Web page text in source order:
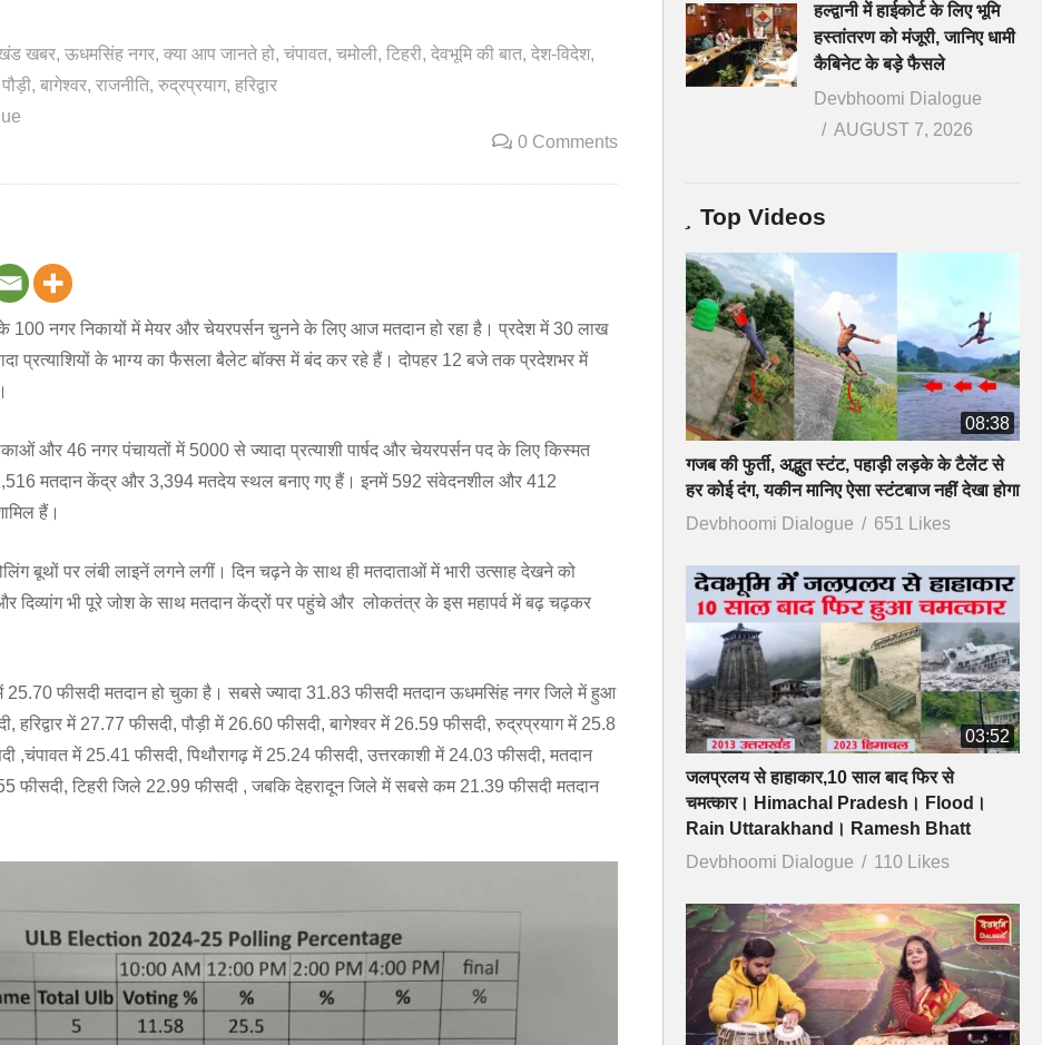
खबर ऊधमसिंह नगर क्या आप जानते हो चंपावत चमोली टिहरी देवभूमि की बात देश-विदेश
पौड़ी बागेश्वर राजनीति रुद्रप्रयाग हरिद्वार
0 Comments
100 नगर निकायों में मेयर और चेयरपर्सन चुनने के लिए आज मतदान हो रहा है। प्रदेश में 30 लाख
प्रत्याशियों के भाग्य का फैसला बैलेट बॉक्स में बंद कर रहे हैं। दोपहर 12 बजे तक प्रदेशभर में
और 46 नगर पंचायतों में 5000 से ज्यादा प्रत्याशी पार्षद और चेयरपर्सन पद के लिए किस्मत
मतदान केंद्र और 3,394 मतदेय स्थल बनाए गए हैं। इनमें 592 संवेदनशील और 412
हैं।
बूथों पर लंबी लाइनें लगने लगीं। दिन चढ़ने के साथ ही मतदाताओं में भारी उत्साह देखने को
दिव्यांग भी पूरे जोश के साथ मतदान केंद्रों पर पहुंचे और लोकतंत्र के इस महापर्व में बढ़ चढ़कर
फीसदी मतदान हो चुका है। सबसे ज्यादा 31.83 फीसदी मतदान ऊधमसिंह नगर जिले में हुआ
हरिद्वार में 27.77 फीसदी, पौड़ी में 26.60 फीसदी, बागेश्वर में 26.59 फीसदी, रुद्रप्रयाग में 25.8
,चंपावत में 25.41 फीसदी, पिथौरागढ़ में 25.24 फीसदी, उत्तरकाशी में 24.03 फीसदी, मतदान
फीसदी, टिहरी जिले 22.99 फीसदी , जबकि देहरादून जिले में सबसे कम 21.39 फीसदी मतदान
हल्द्वानी में हाईकोर्ट के लिए भूमि
हस्तांतरण को मंजूरी, जानिए धामी
कैबिनेट के बड़े फैसले
Devbhoomi Dialogue
AUGUST 7, 2026
Top Videos
08:38
गजब की फुर्ती, अद्भुत स्टंट, पहाड़ी लड़के के टैलेंट से
हर कोई दंग, यकीन मानिए ऐसा स्टंटबाज नहीं देखा होगा
Devbhoomi Dialogue
651 Likes
03:52
जलप्रलय से हाहाकार,10 साल बाद फिर से
चमत्कार। Himachal Pradesh। Flood।
Rain Uttarakhand। Ramesh Bhatt
Devbhoomi Dialogue
110 Likes